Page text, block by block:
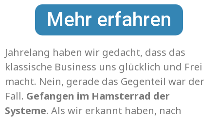
Mehr erfahren
Jahrelang haben wir gedacht, dass das
klassische Business uns glücklich und Frei
macht. Nein, gerade das Gegenteil war der
Fall. Gefangen im Hamsterrad der
Systeme. Als wir erkannt haben, nach